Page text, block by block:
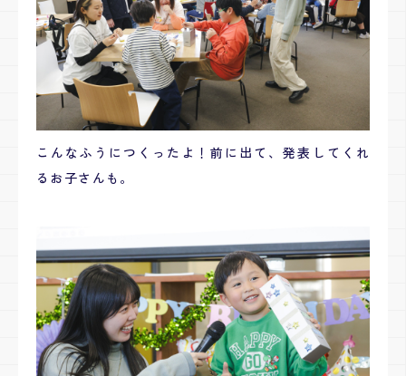
こんなふうにつくったよ！前に出て、発表してくれ
るお子さんも。